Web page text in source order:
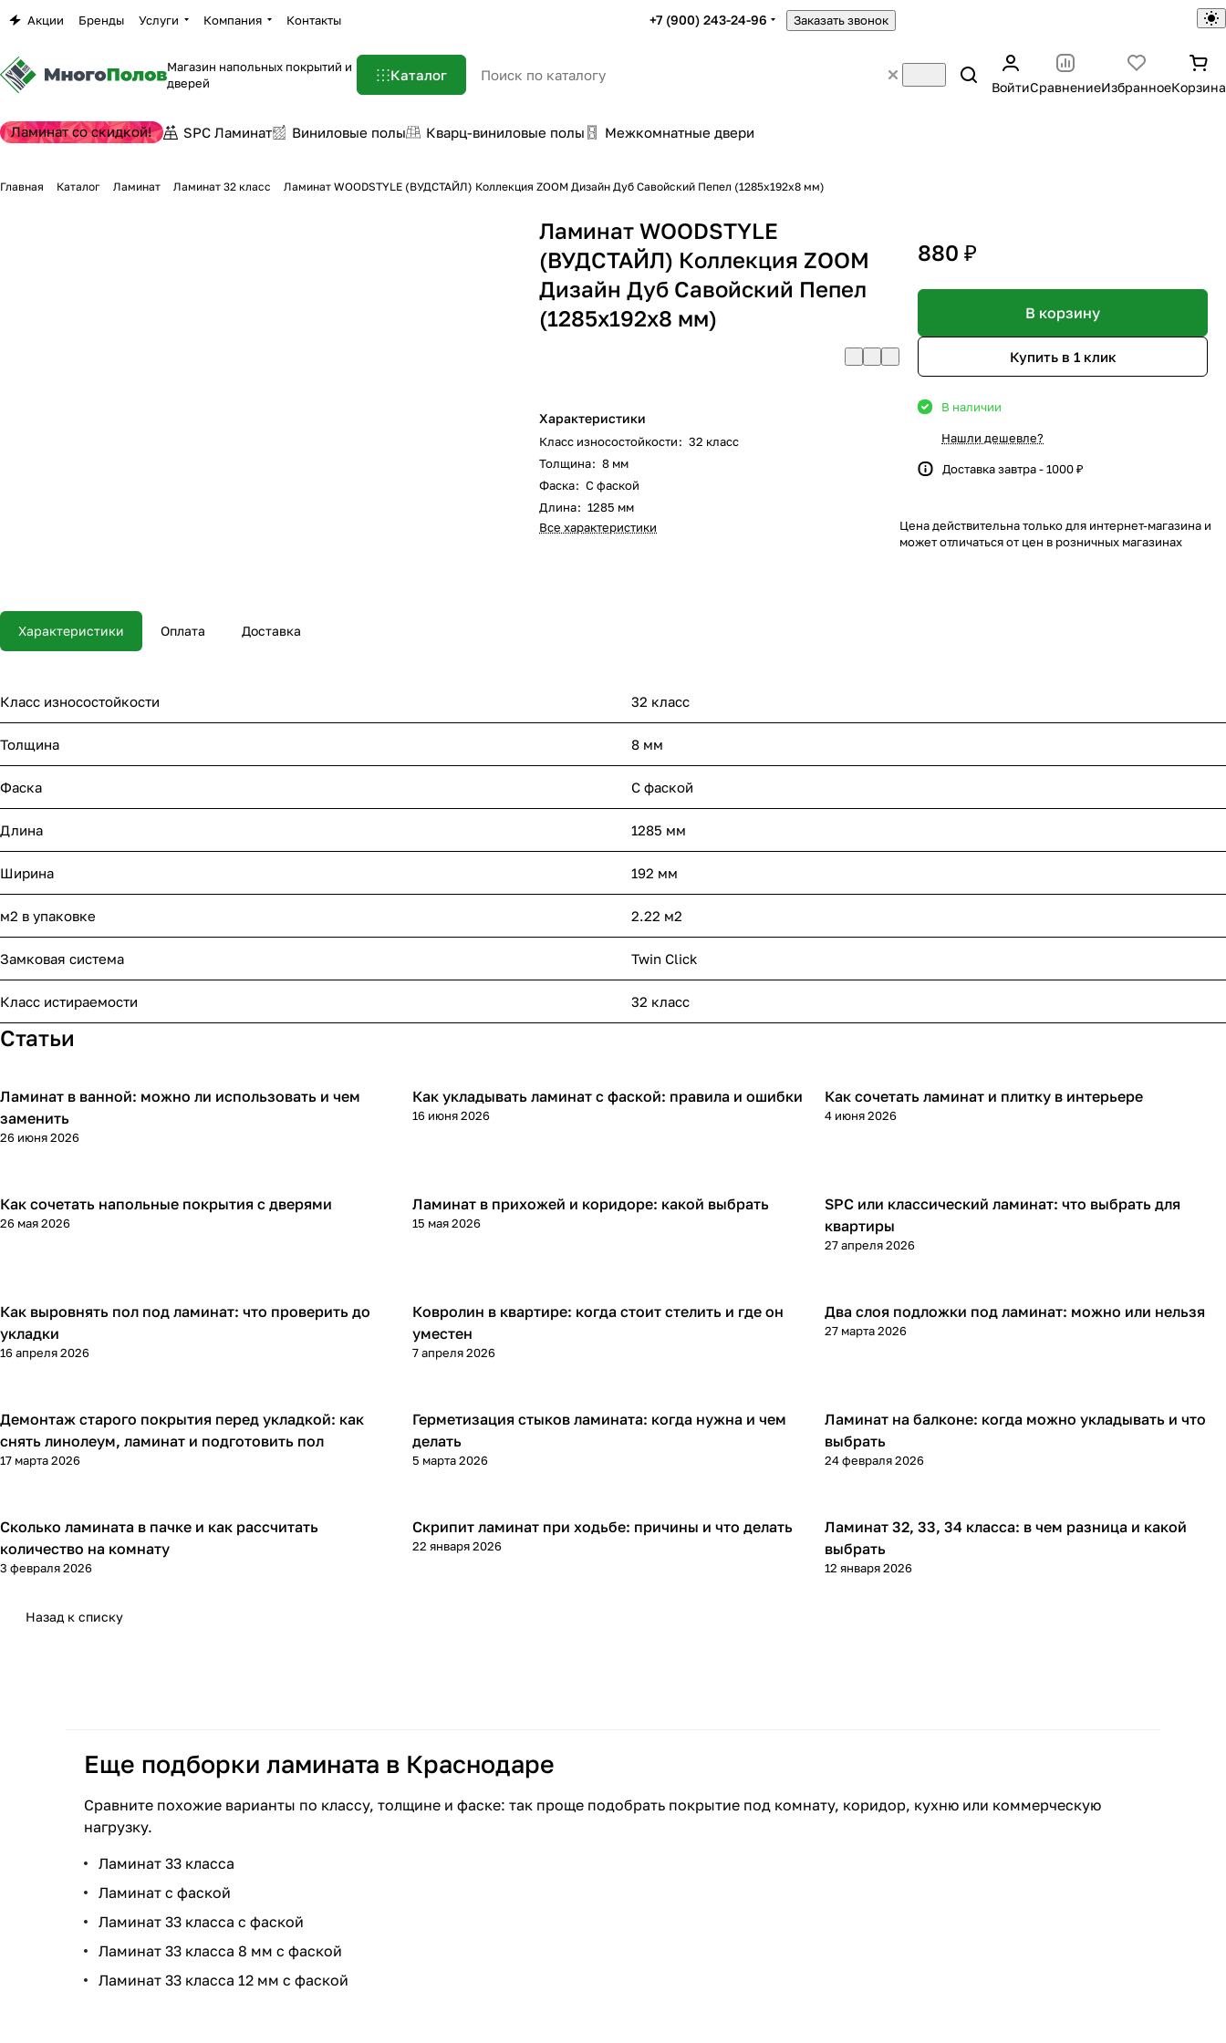
Акции Бренды Услуги Компания Контакты +7 (900) 243-24-96 Заказать звонок
Магазин напольных покрытий и
дверей
Каталог
ВойтиСравнениеИзбранноеКорзина
Ламинат со скидкой! SPC Ламинат Виниловые полы Кварц-виниловые полы Межкомнатные двери
Главная Каталог Ламинат Ламинат 32 класс Ламинат WOODSTYLE (ВУДСТАЙЛ) Коллекция ZOOM Дизайн Дуб Савойский Пепел (1285х192х8 мм)
Ламинат WOODSTYLE
(ВУДСТАЙЛ) Коллекция ZOOM
Дизайн Дуб Савойский Пепел
(1285х192х8 мм)
Характеристики
Класс износостойкости: 32 класс
Толщина: 8 мм
Фаска: С фаской
Длина: 1285 мм
Все характеристики
880 ₽
В корзину
Купить в 1 клик
В наличии
Нашли дешевле?
Доставка завтра - 1000 ₽
Цена действительна только для интернет-магазина и
может отличаться от цен в розничных магазинах
Характеристики Оплата Доставка
Класс износостойкости 32 класс
Толщина 8 мм
Фаска С фаской
Длина 1285 мм
Ширина 192 мм
м2 в упаковке 2.22 м2
Замковая система Twin Click
Класс истираемости 32 класс
Статьи
Напольные покрытия
Ламинат в ванной: можно ли использовать и чем
заменить
26 июня 2026
Напольные покрытия
Как укладывать ламинат с фаской: правила и ошибки
16 июня 2026
Напольные покрытия
Как сочетать ламинат и плитку в интерьере
4 июня 2026
Напольные покрытия
Как сочетать напольные покрытия с дверями
26 мая 2026
Напольные покрытия
Ламинат в прихожей и коридоре: какой выбрать
15 мая 2026
Напольные покрытия
SPC или классический ламинат: что выбрать для
квартиры
27 апреля 2026
Напольные покрытия
Как выровнять пол под ламинат: что проверить до
укладки
16 апреля 2026
Напольные покрытия
Ковролин в квартире: когда стоит стелить и где он
уместен
7 апреля 2026
Напольные покрытия
Два слоя подложки под ламинат: можно или нельзя
27 марта 2026
Напольные покрытия
Демонтаж старого покрытия перед укладкой: как
снять линолеум, ламинат и подготовить пол
17 марта 2026
Напольные покрытия
Герметизация стыков ламината: когда нужна и чем
делать
5 марта 2026
Напольные покрытия
Ламинат на балконе: когда можно укладывать и что
выбрать
24 февраля 2026
Напольные покрытия
Сколько ламината в пачке и как рассчитать
количество на комнату
3 февраля 2026
Напольные покрытия
Скрипит ламинат при ходьбе: причины и что делать
22 января 2026
Напольные покрытия
Ламинат 32, 33, 34 класса: в чем разница и какой
выбрать
12 января 2026
Назад к списку
Еще подборки ламината в Краснодаре
Сравните похожие варианты по классу, толщине и фаске: так проще подобрать покрытие под комнату, коридор, кухню или коммерческую
нагрузку.
Ламинат 33 класса
Ламинат с фаской
Ламинат 33 класса с фаской
Ламинат 33 класса 8 мм с фаской
Ламинат 33 класса 12 мм с фаской